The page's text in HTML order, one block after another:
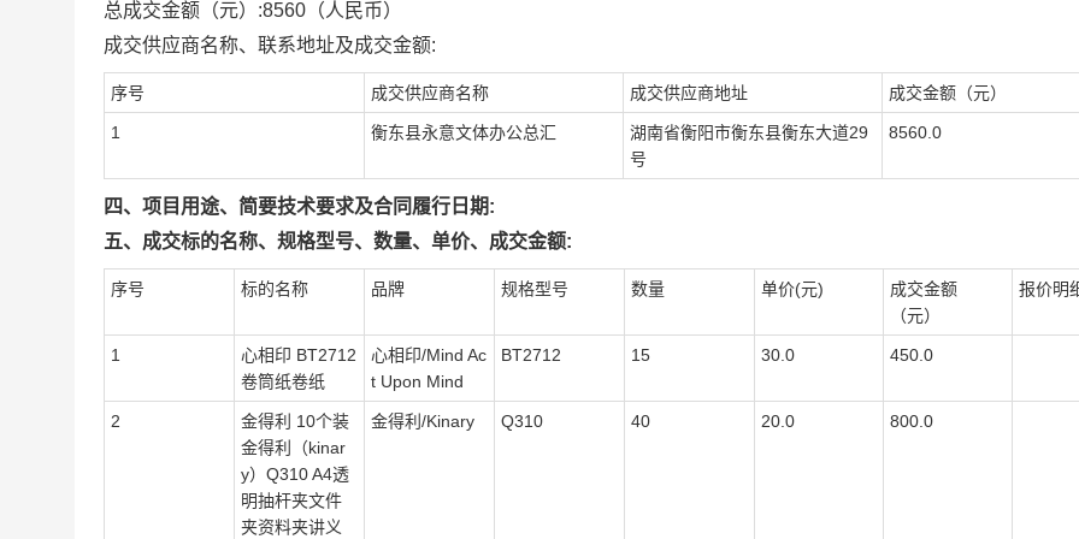
总成交金额（元）:8560 （人民币）
成交供应商名称、联系地址及成交金额:
序号 成交供应商名称 成交供应商地址 成交金额（元）
1 衡东县永意文体办公总汇
湖南省衡阳市衡东县衡东大道29
号
8560.0
四、项目用途、简要技术要求及合同履行日期:
五、成交标的名称、规格型号、数量、单价、成交金额:
序号 标的名称 品牌 规格型号 数量 单价(元)
成交金额
（元）
报价明
1
心相印 BT2712
卷筒纸卷纸
心相印/Mind Ac
t Upon Mind
BT2712 15 30.0 450.0
2
金得利 10个装
金得利（kinar
y）Q310 A4透
明抽杆夹文件
夹资料夹讲义
金得利/Kinary Q310 40 20.0 800.0